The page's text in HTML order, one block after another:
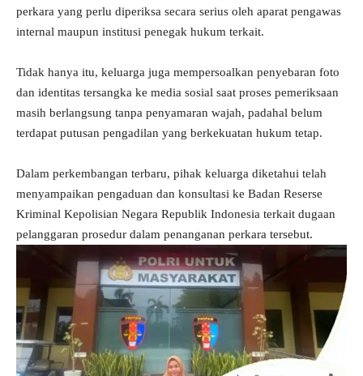
perkara yang perlu diperiksa secara serius oleh aparat pengawas
internal maupun institusi penegak hukum terkait.
Tidak hanya itu, keluarga juga mempersoalkan penyebaran foto
dan identitas tersangka ke media sosial saat proses pemeriksaan
masih berlangsung tanpa penyamaran wajah, padahal belum
terdapat putusan pengadilan yang berkekuatan hukum tetap.
Dalam perkembangan terbaru, pihak keluarga diketahui telah
menyampaikan pengaduan dan konsultasi ke Badan Reserse
Kriminal Kepolisian Negara Republik Indonesia terkait dugaan
pelanggaran prosedur dalam penanganan perkara tersebut.